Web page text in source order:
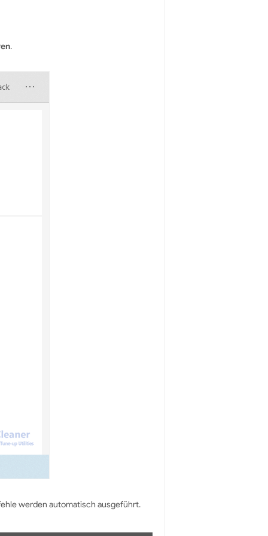
.
werden automatisch ausgeführt.